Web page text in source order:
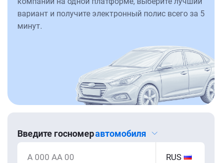
вариант и получите электронный полис всего за 5
минут.
Введите госномеравтомобиля
А 000 АА 00 RUS